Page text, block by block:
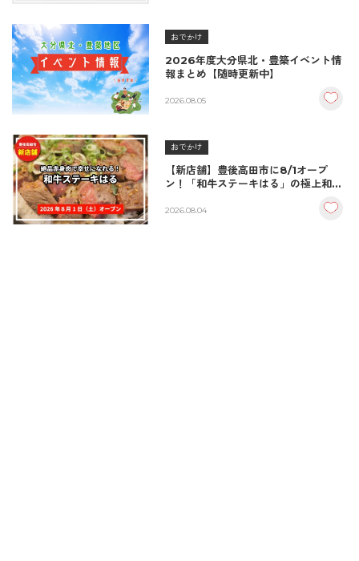
おでかけ
2026年度大分県北・豊築イベント情
報まとめ【随時更新中】
2026.08.05
おでかけ
【新店舗】豊後高田市に8/1オープ
ン！「和牛ステーキはる」の極上和牛
2026.08.04